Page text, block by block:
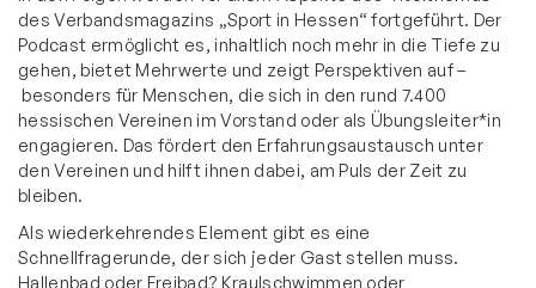
des Verbandsmagazins „Sport in Hessen“ fortgeführt. Der
Podcast ermöglicht es, inhaltlich noch mehr in die Tiefe zu
gehen, bietet Mehrwerte und zeigt Perspektiven auf –
besonders für Menschen, die sich in den rund 7.400
hessischen Vereinen im Vorstand oder als Übungsleiter*in
engagieren. Das fördert den Erfahrungsaustausch unter
den Vereinen und hilft ihnen dabei, am Puls der Zeit zu
bleiben.
Als wiederkehrendes Element gibt es eine
Schnellfragerunde, der sich jeder Gast stellen muss.
Hallenbad oder Freibad? Kraulschwimmen oder